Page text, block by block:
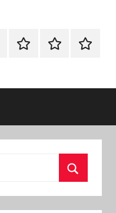
流
環
聯